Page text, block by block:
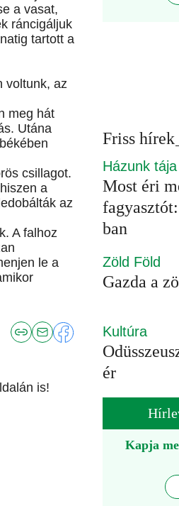
a vasat,
ráncigáljuk
tartott a
voltunk, az
meg hát
Utána
csillagot.
a
az
A falhoz
le a
is!
Friss hírek
Házunk tája
Most éri
ban
Zöld Föld
Gazda a
Kultúra
ér
Kapja